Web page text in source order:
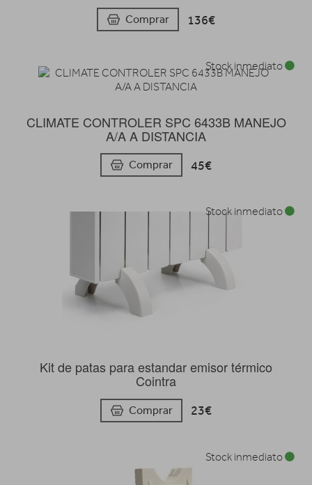
Comprar 136€
CLIMATE CONTROLER SPC 6433B MANEJO
A/A A DISTANCIA
Comprar 45€
Stock inmediato
Kit de patas para estandar emisor térmico
Cointra
Comprar 23€
Stock inmediato
Stock inmediato